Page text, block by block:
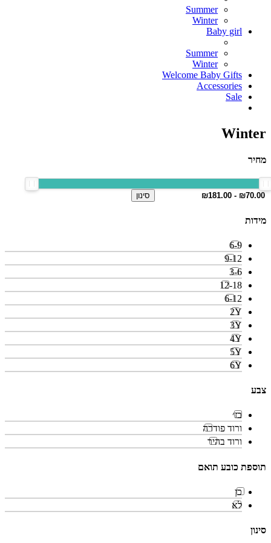
Summer
Winter
Baby girl
Summer
Winter
Welcome Baby Gifts
Accessories
Sale
Winter
מחיר
סינון
מידות
6-9
9-12
3-6
12-18
6-12
2Y
3Y
4Y
5Y
6Y
צבע
בז׳
ורוד פודרה
ורוד בהיר
תוספת כובע תואם
כן
לא
סינון